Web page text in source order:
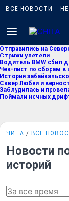
ВСЕ НОВОСТИ
Отправились на
Стрижи улетели
Водитель BMW сбил
Чек-лист по сборам в
История
Сквер Любви и
Заблудилась и
Поймали ночных
ЧИТА ВСЕ
Новости
историй